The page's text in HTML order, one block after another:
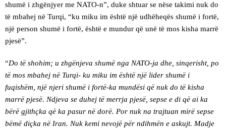
shumë i zhgënjyer me NATO-n”, duke shtuar se nëse takimi nuk do
të mbahej në Turqi, “ku miku im është një udhëheqës shumë i fortë,
një person shumë i fortë, është e mundur që unë të mos kisha marrë
pjesë”.
“Do të shohim; u zhgënjeva shumë nga NATO-ja dhe, sinqerisht, po
të mos mbahej në Turqi- ku miku im është një lider shumë i
fuqishëm, një njeri shumë i fortë-ka mundësi që nuk do të kisha
marrë pjesë. Ndjeva se duhej të merrja pjesë, sepse e di që ai ka
bërë gjithçka që ka pasur në dorë. Por nuk na trajtuan mirë sepse
bëmë diçka në Iran. Nuk kemi nevojë për ndihmën e askujt. Madje